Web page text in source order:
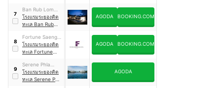
Resort
7
Ban Rub Lom
Pool Villa
โรงแรมระยองติด
ทะเล Ban Rub
AGODA BOOKING.COM
8
Fortune Saeng
Chan Beach
Hotel Rayong
โรงแรมระยองติด
ทะเล Fortune
Beach Hotel
Rayong
AGODA BOOKING.COM
9
Serene Phla
Resort and
Restaurant
โรงแรมระยองติด
ทะเล Serene Phla
AGODA